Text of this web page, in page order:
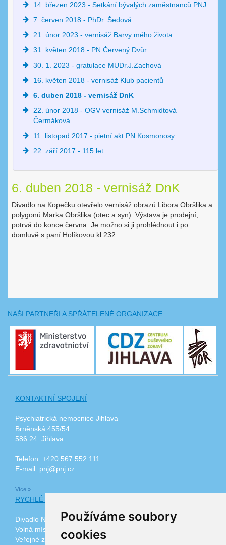
Používáme soubory
cookies
14. březen 2023 - Setkání bývalých zaměstnanců PNJ
7. červen 2018 - PhDr. Šedová
21. únor 2023 - vernisáž Barvy mého života
31. květen 2018 - PN Červený Dvůr
30. 1. 2023 - gratulace MUDr.J.Zachová
16. květen 2018 - vernisáž Klub pacientů
6. duben 2018 - vernisáž DnK
22. únor 2018 - OGV vernisáž M.Schmidtová
Čermáková
11. listopad 2017 - pietní akt PN Kosmonosy
22. září 2017 - 115 let
6. duben 2018 - vernisáž DnK
Divadlo na Kopečku otevřelo vernisáž obrazů Libora Obršlika a
polygonů Marka Obršlika (otec a syn). Výstava je prodejní,
potrvá do konce června. Je možno si ji prohlédnout i po
domluvě s paní Holíkovou kl.232
NAŠI PARTNEŘI A SPŘÁTELENÉ ORGANIZACE
KONTAKTNÍ SPOJENÍ
Psychiatrická nemocnice Jihlava
Brněnská 455/54
586 24 Jihlava
Telefon: +420 567 552 111
E-mail: pnj@pnj.cz
Více »
RYCHLÉ ODKAZY
Divadlo Na Kopečku
Volná místa
Veřejné zakázky